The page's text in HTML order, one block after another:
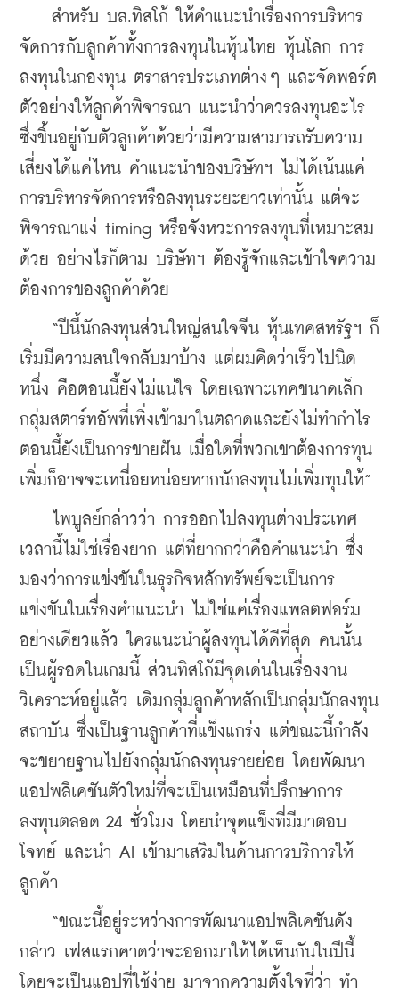
สำหรับ บล.ทิสโก้ ให้คำแนะนำเรื่องการบริหาร
จัดการกับลูกค้าทั้งการลงทุนในหุ้นไทย หุ้นโลก การ
ลงทุนในกองทุน ตราสารประเภทต่างๆ และจัดพอร์ต
ตัวอย่างให้ลูกค้าพิจารณา แนะนำว่าควรลงทุนอะไร
ซึ่งขึ้นอยู่กับตัวลูกค้าด้วยว่ามีความสามารถรับความ
เสี่ยงได้แค่ไหน คำแนะนำของบริษัทฯ ไม่ได้เน้นแค่
การบริหารจัดการหรือลงทุนระยะยาวเท่านั้น แต่จะ
พิจารณาแง่ timing หรือจังหวะการลงทุนที่เหมาะสม
ด้วย อย่างไรก็ตาม บริษัทฯ ต้องรู้จักและเข้าใจความ
ต้องการของลูกค้าด้วย
“ปีนี้นักลงทุนส่วนใหญ่สนใจจีน หุ้นเทคสหรัฐฯ ก็
เริ่มมีความสนใจกลับมาบ้าง แต่ผมคิดว่าเร็วไปนิด
หนึ่ง คือตอนนี้ยังไม่แน่ใจ โดยเฉพาะเทคขนาดเล็ก
กลุ่มสตาร์ทอัพที่เพิ่งเข้ามาในตลาดและยังไม่ทำกำไร
ตอนนี้ยังเป็นการขายฝัน เมื่อใดที่พวกเขาต้องการทุน
เพิ่มก็อาจจะเหนื่อยหน่อยหากนักลงทุนไม่เพิ่มทุนให้”
ไพบูลย์กล่าวว่า การออกไปลงทุนต่างประเทศ
เวลานี้ไม่ใช่เรื่องยาก แต่ที่ยากกว่าคือคำแนะนำ ซึ่ง
มองว่าการแข่งขันในธุรกิจหลักทรัพย์จะเป็นการ
แข่งขันในเรื่องคำแนะนำ ไม่ใช่แค่เรื่องแพลตฟอร์ม
อย่างเดียวแล้ว ใครแนะนำผู้ลงทุนได้ดีที่สุด คนนั้น
เป็นผู้รอดในเกมนี้ ส่วนทิสโก้มีจุดเด่นในเรื่องงาน
วิเคราะห์อยู่แล้ว เดิมกลุ่มลูกค้าหลักเป็นกลุ่มนักลงทุน
สถาบัน ซึ่งเป็นฐานลูกค้าที่แข็งแกร่ง แต่ขณะนี้กำลัง
จะขยายฐานไปยังกลุ่มนักลงทุนรายย่อย โดยพัฒนา
แอปพลิเคชันตัวใหม่ที่จะเป็นเหมือนที่ปรึกษาการ
ลงทุนตลอด 24 ชั่วโมง โดยนำจุดแข็งที่มีมาตอบ
โจทย์ และนำ AI เข้ามาเสริมในด้านการบริการให้
ลูกค้า
“ขณะนี้อยู่ระหว่างการพัฒนาแอปพลิเคชันดัง
กล่าว เฟสแรกคาดว่าจะออกมาให้ได้เห็นกันในปีนี้
โดยจะเป็นแอปที่ใช้ง่าย มาจากความตั้งใจที่ว่า ทำ